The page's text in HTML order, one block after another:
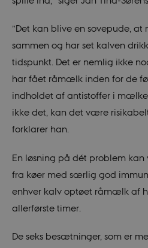
”Det kan blive en sovepude, at
sammen og har set kalven
tidspunkt. Det er nemlig ikke
har fået råmælk inden for de
indholdet af antistoffer i
ikke det, kan det være
forklarer han.
En løsning på dét problem
fra køer med særlig god
enhver kalv optøet råmælk af
allerførste timer.
De seks besætninger, som er